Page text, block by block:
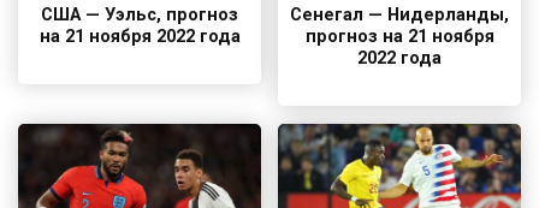
США — Уэльс, прогноз
на 21 ноября 2022 года
Сенегал — Нидерланды,
прогноз на 21 ноября
2022 года